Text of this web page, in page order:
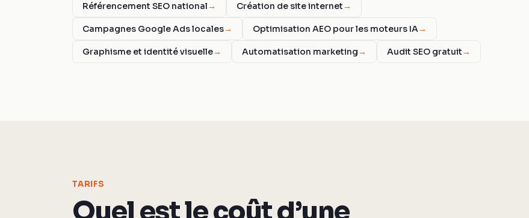
Référencement SEO national→ Création de site internet→
Campagnes Google Ads locales→ Optimisation AEO pour les moteurs IA→
Graphisme et identité visuelle→ Automatisation marketing→ Audit SEO gratuit→
TARIFS